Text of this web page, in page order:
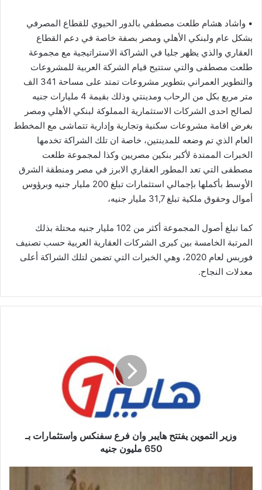
• واشاد هشام طلعت مصطفي بالدور الحيوي للقطاع المصرفي
بشكل عام ولبنكي الأهلي ومصر بصفة خاصة في دعم القطاع
العقاري والذي يظهر جليا في الشراكة الاستراتيجية مع مجموعة
طلعت مصطفى والتي ستتيح قيام الشركة العربية للمشروعات
والتطوير العمراني بتطوير مشروعات تمتد على مساحة 341 الف
متر مربع بكل من الرحاب ومدينتي وذلك بقيمة 4 مليارات جنيه
لصالح احدى الشركات الاستثمارية المملوكة لبنكي الأهلي ومصر
بغرض اقامة مشروعات سكنية وتجارية وإدارية تتماشى مع المخطط
العام الذي تم وضعه للمدينتين، خاصة ان تلك الشراكة تخدمها
الخبرات الممتدة لأكبر بنكين مصريين وكذا لمجموعة طلعت
مصطفى التي تعد المطور العقاري الابرز في مصر ومنطقة الشرق
الأوسط بأكملها بإجمالي استثمارات تبلغ 200 مليار جنيه وبرؤوس
أموال وحقوق ملكية تبلغ 31,7 مليار جنيه،
كما تبلغ أصول المجموعة أكثر من 102 مليار جنيه محتلة بذلك
المرتبة الخامسة بين كبرى الشركات العقارية العربية حسب تصنيف
فوربس لعام 2020، وهي الخبرات التي تضمن لتلك الشراكة أعلى
معدلات النجاح.
وزير التموين يفتتح هايبر وان فرع سفنكس واستثمارات بـ
650 مليون جنيه